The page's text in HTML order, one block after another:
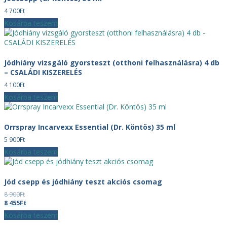
4 700Ft
Kosárba teszem
Jódhiány vizsgáló gyorsteszt (otthoni felhasználásra) 4 db
– CSALÁDI KISZERELÉS
4 100Ft
Kosárba teszem
Orrspray Incarvexx Essential (Dr. Köntös) 35 ml
5 900Ft
Kosárba teszem
Jód csepp és jódhiány teszt akciós csomag
8 900Ft
Original
price
was:
8 455Ft
price
is:
Kosárba teszem